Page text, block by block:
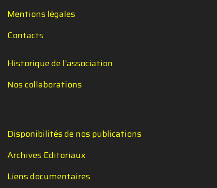
Mentions légales
Contacts
Historique de l'association
Nos collaborations
Disponibilités de nos publications
Archives Editoriaux
Liens documentaires